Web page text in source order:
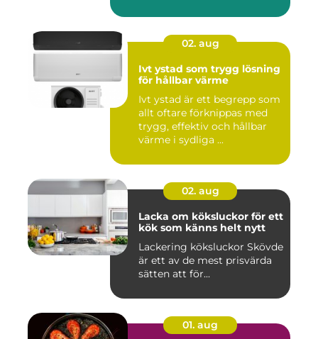
02. aug
Ivt ystad som trygg lösning
för hållbar värme
Ivt ystad är ett begrepp som
allt oftare förknippas med
trygg, effektiv och hållbar
värme i sydliga ...
02. aug
Lacka om köksluckor för ett
kök som känns helt nytt
Lackering köksluckor Skövde
är ett av de mest prisvärda
sätten att för...
01. aug